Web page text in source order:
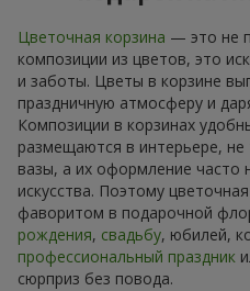
Цветочная корзина — это не
композиции из цветов, это
и заботы. Цветы в корзине
праздничную атмосферу и
Композиции в корзинах
размещаются в интерьере,
вазы, а их оформление часто
искусства. Поэтому
фаворитом в подарочной
рождения, свадьбу, юбилей,
профессиональный праздник
сюрприз без повода.